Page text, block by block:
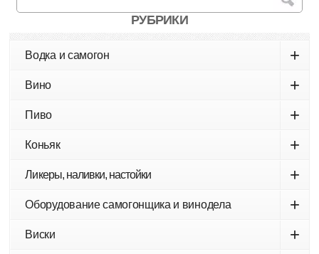
РУБРИКИ
Водка и самогон +
Вино +
Пиво +
Коньяк +
Ликеры, наливки, настойки +
Оборудование самогонщика и винодела +
Виски +